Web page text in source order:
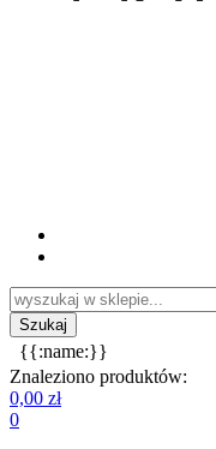
{{:name:}}
Znaleziono produktów:
0,00 zł
0